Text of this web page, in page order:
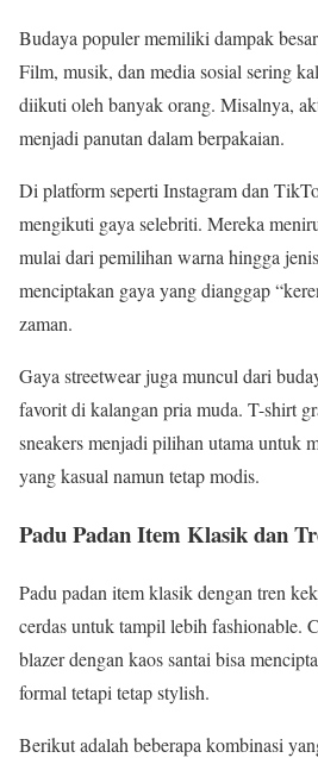
Budaya populer memiliki dampak
Film, musik, dan media sosial sering
diikuti oleh banyak orang. Misalnya,
menjadi panutan dalam berpakaian.
Di platform seperti Instagram dan
mengikuti gaya selebriti. Mereka
mulai dari pemilihan warna hingga
menciptakan gaya yang dianggap
zaman.
Gaya streetwear juga muncul dari
favorit di kalangan pria muda. T-shirt
sneakers menjadi pilihan utama untuk
yang kasual namun tetap modis.
Padu Padan Item Klasik dan
Padu padan item klasik dengan tren
cerdas untuk tampil lebih fashionable.
blazer dengan kaos santai bisa
formal tetapi tetap stylish.
Berikut adalah beberapa kombinasi